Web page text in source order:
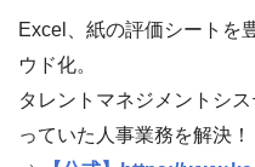
Excel、紙の評価シートを
ウド化。
タレントマネジメントシ
っていた人事業務を解決！